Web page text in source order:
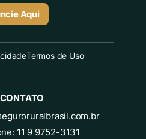
Aqui
Termos de Uso
CONTATO
11 9 9752-3131